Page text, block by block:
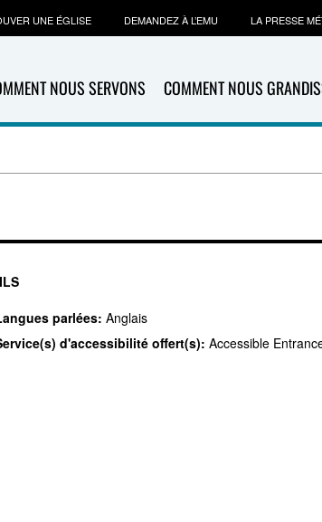
NOUS SERVONS COMMENT NOUS
UNE ÉGLISE DEMANDEZ À L’EMU LA PRESSE
parlées: Anglais
d'accessibilité offert(s): Accessible